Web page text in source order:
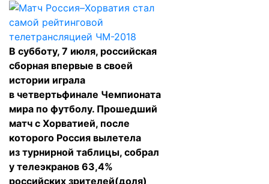
В субботу, 7 июля, российская
сборная впервые в своей
истории играла
в четвертьфинале Чемпионата
мира по футболу. Прошедший
матч с Хорватией, после
которого Россия вылетела
из турнирной таблицы, собрал
у телеэкранов 63,4%
российских зрителей(доля)